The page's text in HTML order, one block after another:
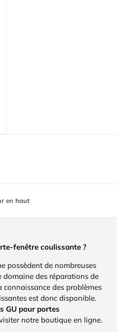
en haut
fenêtre coulissante ?
possèdent de nombreuses
domaine des réparations de
connaissance des problèmes
est donc disponible.
GU pour portes
notre boutique en ligne.